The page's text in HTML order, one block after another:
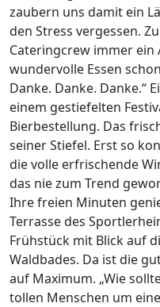
zaubern uns damit ein
den Stress vergessen.
Cateringcrew immer ein
wundervolle Essen
Danke. Danke. Danke.“
einem gestiefelten
Bierbestellung. Das
seiner Stiefel. Erst so
die volle erfrischende
das nie zum Trend
Ihre freien Minuten
Terrasse des
Frühstück mit Blick auf
Waldbades. Da ist die
auf Maximum. „Wie
tollen Menschen um